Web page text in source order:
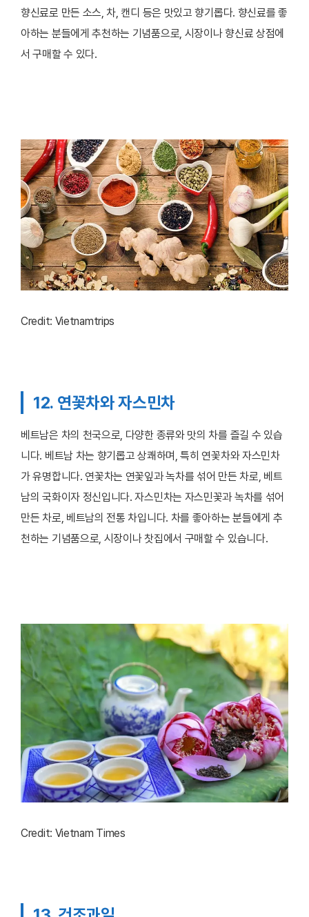
향신료로 만든 소스, 차, 캔디 등은 맛있고 향기롭다. 향신료를 좋
아하는 분들에게 추천하는 기념품으로, 시장이나 향신료 상점에
서 구매할 수 있다.
Credit: Vietnamtrips
12. 연꽃차와 자스민차
베트남은 차의 천국으로, 다양한 종류와 맛의 차를 즐길 수 있습
니다. 베트남 차는 향기롭고 상쾌하며, 특히 연꽃차와 자스민차
가 유명합니다. 연꽃차는 연꽃잎과 녹차를 섞어 만든 차로, 베트
남의 국화이자 정신입니다. 자스민차는 자스민꽃과 녹차를 섞어
만든 차로, 베트남의 전통 차입니다. 차를 좋아하는 분들에게 추
천하는 기념품으로, 시장이나 찻집에서 구매할 수 있습니다.
Credit: Vietnam Times